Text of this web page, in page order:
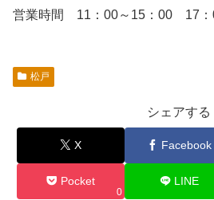
営業時間 11：00～15：00 17：
松戸
シェアする
X Facebook
Pocket
0
LINE